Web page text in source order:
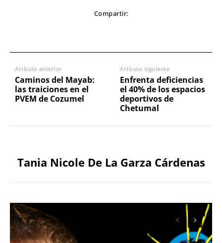
Compartir:
Artículo anterior
Caminos del Mayab:
las traiciones en el
PVEM de Cozumel
Artículo siguiente
Enfrenta deficiencias
el 40% de los espacios
deportivos de
Chetumal
Tania Nicole De La Garza Cárdenas